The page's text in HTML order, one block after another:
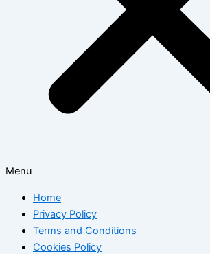
Menu
Home
Privacy Policy
Terms and Conditions
Cookies Policy